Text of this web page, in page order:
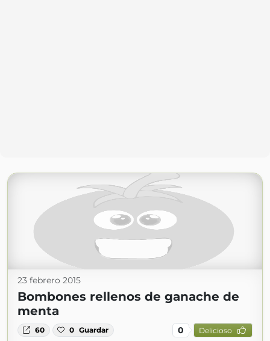
23 febrero 2015
Bombones rellenos de ganache de
menta
60 0 Guardar 0 Delicioso